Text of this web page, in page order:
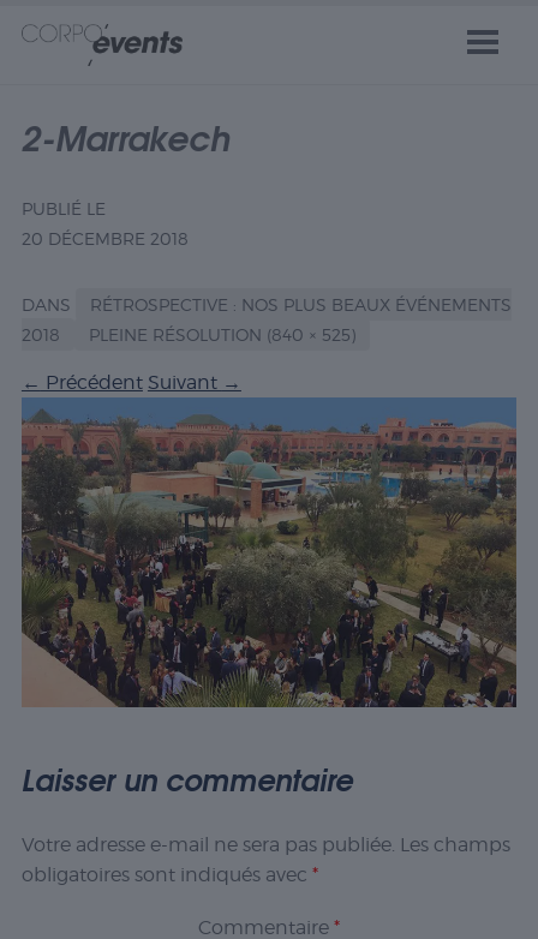
2-Marrakech
PUBLIÉ LE
20 DÉCEMBRE 2018
DANS
RÉTROSPECTIVE : NOS PLUS BEAUX ÉVÉNEMENTS
2018
PLEINE RÉSOLUTION (840 × 525)
← Précédent Suivant →
Laisser un commentaire
Votre adresse e-mail ne sera pas publiée. Les champs
obligatoires sont indiqués avec *
Commentaire *